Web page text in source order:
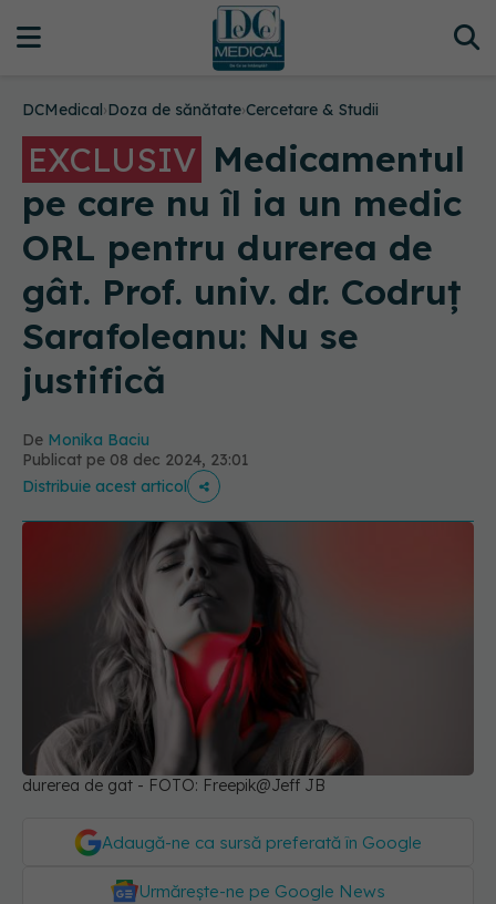
DCMedical›Doza de sănătate›Cercetare & Studii
EXCLUSIV Medicamentul
pe care nu îl ia un medic
ORL pentru durerea de
gât. Prof. univ. dr. Codruț
Sarafoleanu: Nu se
justifică
De Monika Baciu
Publicat pe 08 dec 2024, 23:01
Distribuie acest articol
durerea de gat - FOTO: Freepik@Jeff JB
Adaugă-ne ca sursă preferată în Google
Urmărește-ne pe Google News